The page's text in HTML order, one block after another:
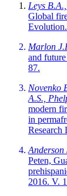
Leys
Global
Marlon
and
87.
Novenko
A.S.,
modern
in
Research
Anderson
Peten,
2016. V.